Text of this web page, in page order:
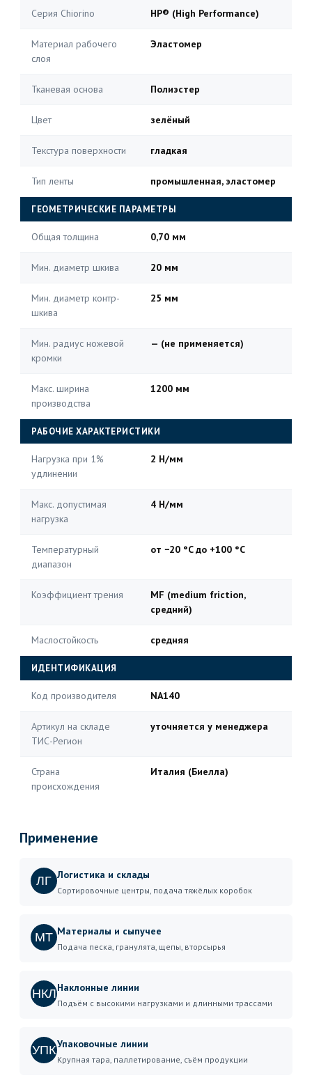
Серия Chiorino HP® (High Performance)
Материал рабочего
слоя
Эластомер
Тканевая основа Полиэстер
Цвет зелёный
Текстура поверхности гладкая
Тип ленты промышленная, эластомер
ГЕОМЕТРИЧЕСКИЕ ПАРАМЕТРЫ
Общая толщина 0,70 мм
Мин. диаметр шкива 20 мм
Мин. диаметр контр-
шкива
25 мм
Мин. радиус ножевой
кромки
— (не применяется)
Макс. ширина
производства
1200 мм
РАБОЧИЕ ХАРАКТЕРИСТИКИ
Нагрузка при 1%
удлинении
2 Н/мм
Макс. допустимая
нагрузка
4 Н/мм
Температурный
диапазон
от −20 °C до +100 °C
Коэффициент трения
MF (medium friction,
средний)
Маслостойкость средняя
ИДЕНТИФИКАЦИЯ
Код производителя NA140
Артикул на складе
ТИС-Регион
уточняется у менеджера
Страна
происхождения
Италия (Биелла)
Применение
ЛГ Логистика и склады
Сортировочные центры, подача тяжёлых коробок
МТ Материалы и сыпучее
Подача песка, гранулята, щепы, вторсырья
НКЛНаклонные линии
Подъём с высокими нагрузками и длинными трассами
УПКУпаковочные линии
Крупная тара, паллетирование, съём продукции